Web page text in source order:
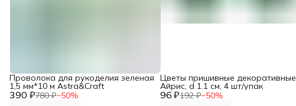
390 ₽780 ₽−50%
Проволока для рукоделия зеленая
1,5 мм*10 м Astra&Craft
96 ₽192 ₽−50%
Цветы пришивные декоративные
Айрис, d 1.1 см, 4 шт/упак